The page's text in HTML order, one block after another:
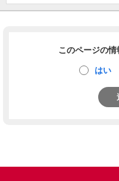
このページの
はい